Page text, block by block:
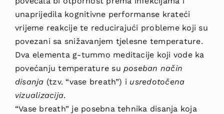
unaprijedila kognitivne performanse krateći
vrijeme reakcije te reducirajući probleme koji su
povezani sa snižavanjem tjelesne temperature.
Dva elementa g-tummo meditacije koji vode ka
povećanju temperature su poseban način
disanja (tzv. “vase breath”) i usredotočena
vizualizacija.
“Vase breath” je posebna tehnika disanja koja